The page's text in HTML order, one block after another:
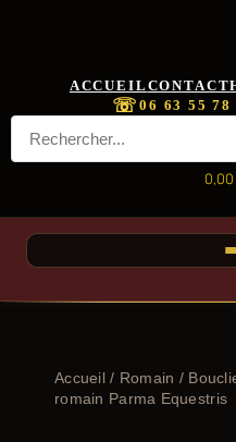
ACCUEIL CONTACT
☏06 63 55 78
0,00
Accueil/ Romain /
romain Parma Equestris